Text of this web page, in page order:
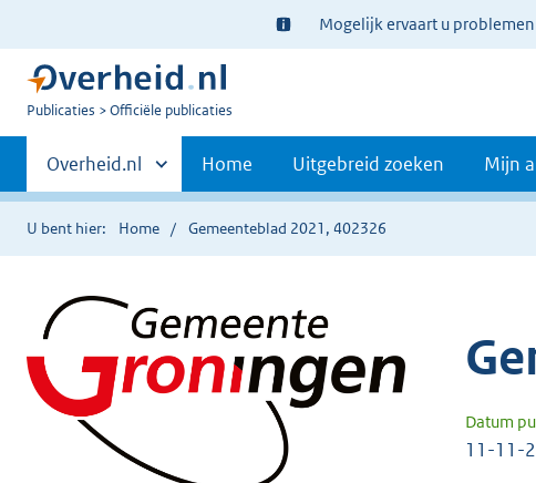
Ter
informatie:
Mogelijk ervaart u
U
Publicaties Officiële publicaties
Primaire
navigatie
Andere
sites
binnen
Overheid.nl Home Uitgebreid zoeken Mijn
U bent hier: Home Gemeenteblad 2021, 402326
Datum
11-11-